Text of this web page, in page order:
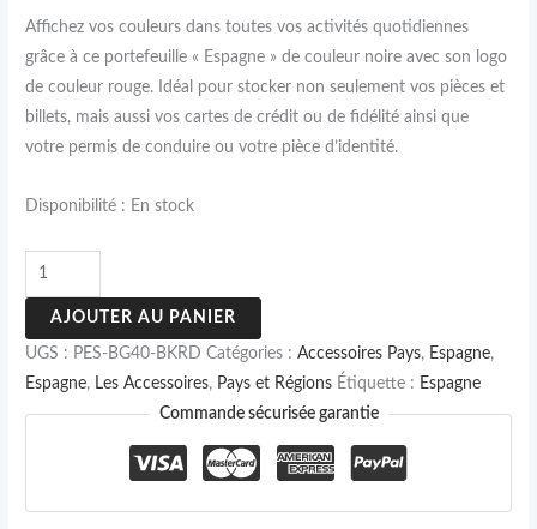
Affichez vos couleurs dans toutes vos activités quotidiennes
grâce à ce portefeuille « Espagne » de couleur noire avec son logo
de couleur rouge. Idéal pour stocker non seulement vos pièces et
billets, mais aussi vos cartes de crédit ou de fidélité ainsi que
votre permis de conduire ou votre pièce d’identité.
Disponibilité : En stock
AJOUTER AU PANIER
UGS : PES-BG40-BKRD Catégories :Accessoires Pays, Espagne,
Espagne, Les Accessoires, Pays et Régions Étiquette : Espagne
Commande sécurisée garantie